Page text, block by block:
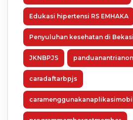
Edukasi hipertensi RS EMHAKA
Penyuluhan kesehatan di Bekasi
JKNBPJS
caradaftarbpjs